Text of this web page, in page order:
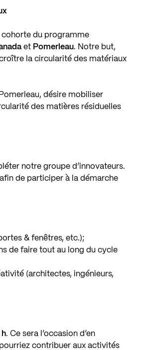
cohorte du programme
et Pomerleau. Notre but,
la circularité des matériaux
désire mobiliser
des matières résiduelles
notre groupe d’innovateurs.
de participer à la démarche
& fenêtres, etc.);
de faire tout au long du cycle
(architectes, ingénieurs,
h. Ce sera l’occasion d’en
contribuer aux activités